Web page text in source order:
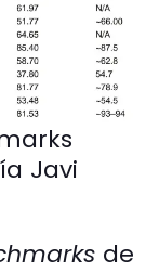
Javi
de